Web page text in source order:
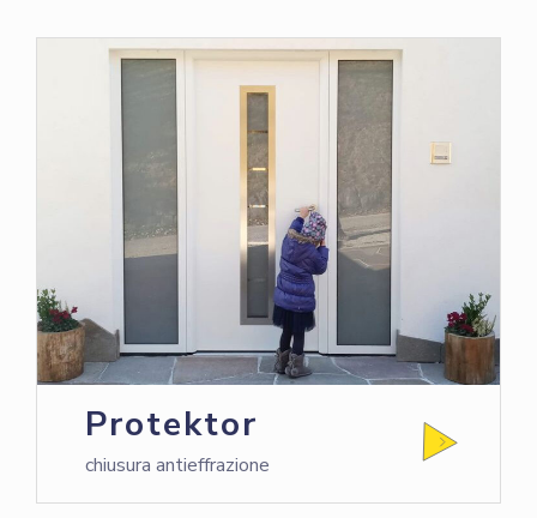
Protektor
chiusura antieffrazione